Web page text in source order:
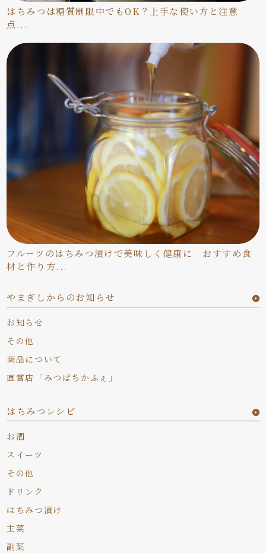
はちみつは糖質制限中でもOK？上手な使い方と注意
点...
フルーツのはちみつ漬けで美味しく健康に おすすめ食
材と作り方...
やまぎしからのお知らせ
お知らせ
その他
商品について
直営店「みつばちかふぇ」
はちみつレシピ
お酒
スイーツ
その他
ドリンク
はちみつ漬け
主菜
副菜